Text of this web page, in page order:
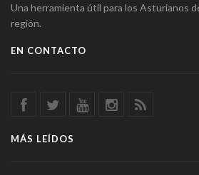
Una herramienta útil para los Asturianos
región.
EN CONTACTO
MÁS LEÍDOS